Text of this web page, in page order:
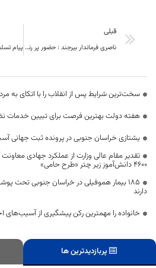
قبلی
ناصری فرماندار بیرجند : حضور پر رنگ شهرستان بیرجند در نمایشگاه بین‌المللی مشهد ایام نوروز
سخت‌ترین شرایط پس از انقلاب را با اتکای به
هفته دولت بهترین فرصت برای تبیین خدمات
یشتازی خراسان جنوبی در پرونده ثبت جهانی
تقدیر مقام عالی وزارت از عملکرد جهادی
۴۶۰۰ دانش‌آموز زیر چتر «طرح حامی»
۱۸۵ بیمار هموفیلی در خراسان جنوبی تحت
دارند
خانواده را مهمترین رکن پیشگیری از آسیب‌های
پربازدیدترین ها